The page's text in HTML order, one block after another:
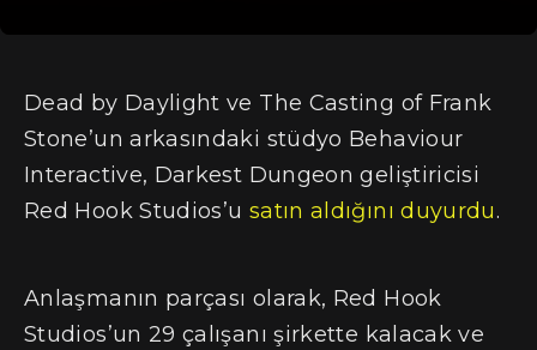
Dead by Daylight ve The Casting of Frank
Stone’un arkasındaki stüdyo Behaviour
Interactive, Darkest Dungeon geliştiricisi
Red Hook Studios’u satın aldığını duyurdu.
Anlaşmanın parçası olarak, Red Hook
Studios’un 29 çalışanı şirkette kalacak ve